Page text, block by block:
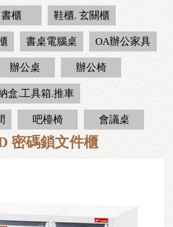
書櫃 鞋櫃. 玄關櫃
書桌電腦桌 OA辦公家具
辦公桌 辦公椅
盒.工具箱.推車
吧檯椅 會議桌
密碼鎖文件櫃